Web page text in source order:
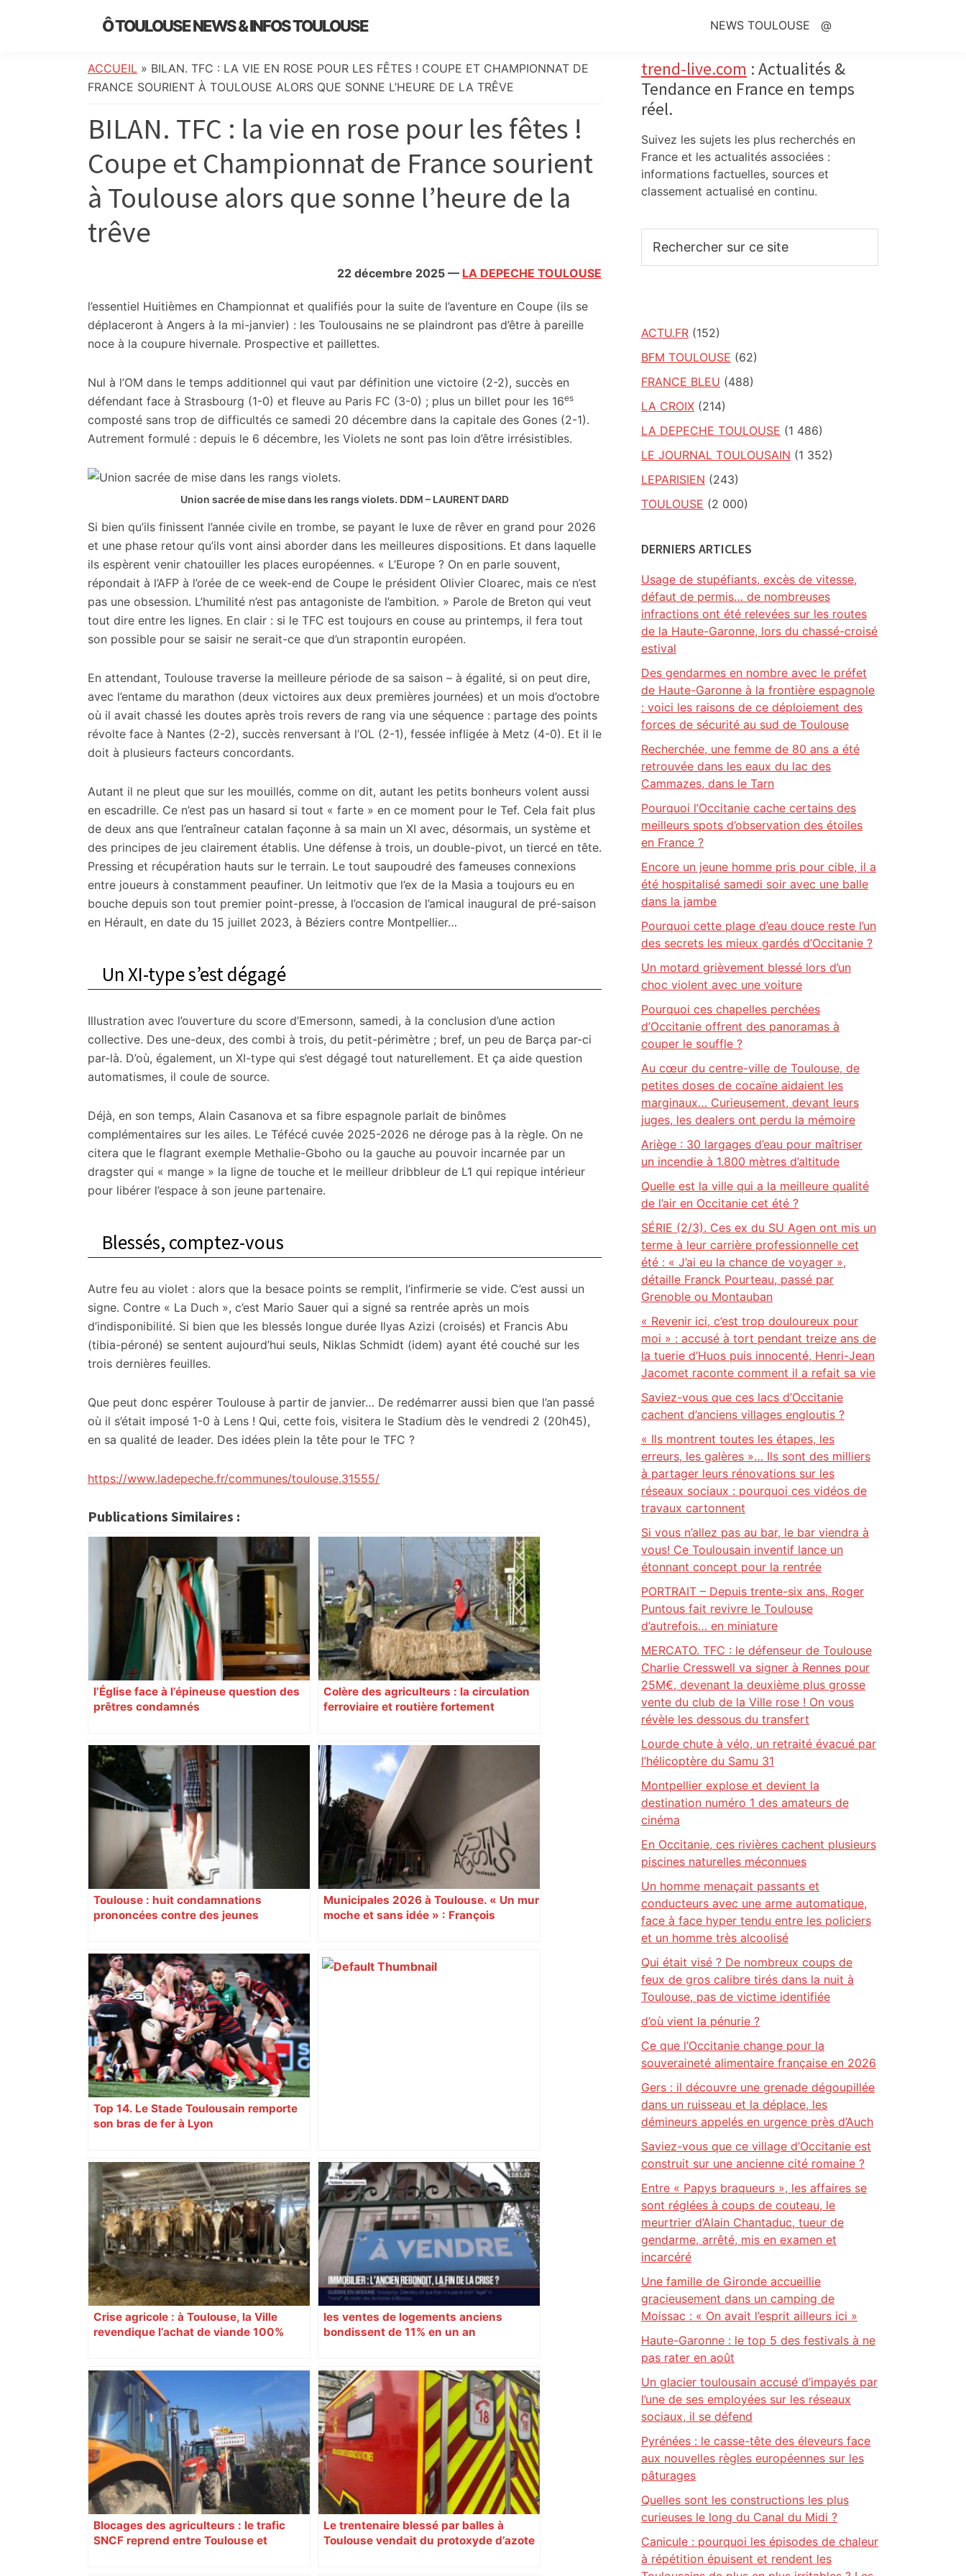
Ô TOULOUSE NEWS & INFOS TOULOUSE
de
l’actualité
info
locale,
société,
culture,
politique,
météo,
initiatives
citoyennes
NEWS TOULOUSE @
ACCUEIL » BILAN. TFC : LA VIE EN ROSE POUR LES FÊTES ! COUPE ET CHAMPIONNAT DE
FRANCE SOURIENT À TOULOUSE ALORS QUE SONNE L’HEURE DE LA TRÊVE
BILAN. TFC : la vie en rose pour les fêtes !
Coupe et Championnat de France sourient
à Toulouse alors que sonne l’heure de la
trêve
22 décembre 2025 — LA DEPECHE TOULOUSE
l’essentiel Huitièmes en Championnat et qualifiés pour la suite de l’aventure en Coupe (ils se
déplaceront à Angers à la mi-janvier) : les Toulousains ne se plaindront pas d’être à pareille
noce à la coupure hivernale. Prospective et paillettes.
Nul à l’OM dans le temps additionnel qui vaut par définition une victoire (2-2), succès en
défendant face à Strasbourg (1-0) et fleuve au Paris FC (3-0) ; plus un billet pour les 16es
composté sans trop de difficultés ce samedi 20 décembre dans la capitale des Gones (2-1).
Autrement formulé : depuis le 6 décembre, les Violets ne sont pas loin d’être irrésistibles.
Union sacrée de mise dans les rangs violets. DDM – LAURENT DARD
Si bien qu’ils finissent l’année civile en trombe, se payant le luxe de rêver en grand pour 2026
et une phase retour qu’ils vont ainsi aborder dans les meilleures dispositions. Et dans laquelle
ils espèrent venir chatouiller les places européennes. « L’Europe ? On en parle souvent,
répondait à l’AFP à l’orée de ce week-end de Coupe le président Olivier Cloarec, mais ce n’est
pas une obsession. L’humilité n’est pas antagoniste de l’ambition. » Parole de Breton qui veut
tout dire entre les lignes. En clair : si le TFC est toujours en couse au printemps, il fera tout
son possible pour se saisir ne serait-ce que d’un strapontin européen.
En attendant, Toulouse traverse la meilleure période de sa saison – à égalité, si on peut dire,
avec l’entame du marathon (deux victoires aux deux premières journées) et un mois d’octobre
où il avait chassé les doutes après trois revers de rang via une séquence : partage des points
révolte face à Nantes (2-2), succès renversant à l’OL (2-1), fessée infligée à Metz (4-0). Et il le
doit à plusieurs facteurs concordants.
Autant il ne pleut que sur les mouillés, comme on dit, autant les petits bonheurs volent aussi
en escadrille. Ce n’est pas un hasard si tout « farte » en ce moment pour le Tef. Cela fait plus
de deux ans que l’entraîneur catalan façonne à sa main un XI avec, désormais, un système et
des principes de jeu clairement établis. Une défense à trois, un double-pivot, un tiercé en tête.
Pressing et récupération hauts sur le terrain. Le tout saupoudré des fameuses connexions
entre joueurs à constamment peaufiner. Un leitmotiv que l’ex de la Masia a toujours eu en
bouche depuis son tout premier point-presse, à l’occasion de l’amical inaugural de pré-saison
en Hérault, en date du 15 juillet 2023, à Béziers contre Montpellier…
Un XI-type s’est dégagé
Illustration avec l’ouverture du score d’Emersonn, samedi, à la conclusion d’une action
collective. Des une-deux, des combi à trois, du petit-périmètre ; bref, un peu de Barça par-ci
par-là. D’où, également, un XI-type qui s’est dégagé tout naturellement. Et ça aide question
automatismes, il coule de source.
Déjà, en son temps, Alain Casanova et sa fibre espagnole parlait de binômes
complémentaires sur les ailes. Le Téfécé cuvée 2025-2026 ne déroge pas à la règle. On ne
citera que le flagrant exemple Methalie-Gboho ou la gauche au pouvoir incarnée par un
dragster qui « mange » la ligne de touche et le meilleur dribbleur de L1 qui repique intérieur
pour libérer l’espace à son jeune partenaire.
Blessés, comptez-vous
Autre feu au violet : alors que la besace points se remplit, l’infirmerie se vide. C’est aussi un
signe. Contre « La Duch », c’est Mario Sauer qui a signé sa rentrée après un mois
d’indisponibilité. Si bien que les blessés longue durée Ilyas Azizi (croisés) et Francis Abu
(tibia-péroné) se sentent aujourd’hui seuls, Niklas Schmidt (idem) ayant été couché sur les
trois dernières feuilles.
Que peut donc espérer Toulouse à partir de janvier… De redémarrer aussi bien que l’an passé
où il s’était imposé 1-0 à Lens ! Qui, cette fois, visitera le Stadium dès le vendredi 2 (20h45),
en sa qualité de leader. Des idées plein la tête pour le TFC ?
https://www.ladepeche.fr/communes/toulouse,31555/
Publications Similaires :
l’Église face à l’épineuse question des
prêtres condamnés
Colère des agriculteurs : la circulation
ferroviaire et routière fortement
Toulouse : huit condamnations
prononcées contre des jeunes
Municipales 2026 à Toulouse. « Un mur
moche et sans idée » : François
Augustins
Top 14. Le Stade Toulousain remporte
son bras de fer à Lyon
Top 14: comment Perpignan a une
nouvelle fois fait tomber Toulouse? –
RMC Sport
Crise agricole : à Toulouse, la Ville
revendique l’achat de viande 100%
les ventes de logements anciens
bondissent de 11% en un an
Blocages des agriculteurs : le trafic
SNCF reprend entre Toulouse et
Le trentenaire blessé par balles à
Toulouse vendait du protoxyde d’azote
Primary
Sidebar
trend-live.com : Actualités &
Tendance en France en temps
réel.
Suivez les sujets les plus recherchés en
France et les actualités associées :
informations factuelles, sources et
classement actualisé en continu.
sur
ACTU.FR (152)
BFM TOULOUSE (62)
FRANCE BLEU (488)
LA CROIX (214)
LA DEPECHE TOULOUSE (1 486)
LE JOURNAL TOULOUSAIN (1 352)
LEPARISIEN (243)
TOULOUSE (2 000)
DERNIERS ARTICLES
Usage de stupéfiants, excès de vitesse,
défaut de permis… de nombreuses
infractions ont été relevées sur les routes
de la Haute-Garonne, lors du chassé-croisé
estival
Des gendarmes en nombre avec le préfet
de Haute-Garonne à la frontière espagnole
: voici les raisons de ce déploiement des
forces de sécurité au sud de Toulouse
Recherchée, une femme de 80 ans a été
retrouvée dans les eaux du lac des
Cammazes, dans le Tarn
Pourquoi l’Occitanie cache certains des
meilleurs spots d’observation des étoiles
en France ?
Encore un jeune homme pris pour cible, il a
été hospitalisé samedi soir avec une balle
dans la jambe
Pourquoi cette plage d’eau douce reste l’un
des secrets les mieux gardés d’Occitanie ?
Un motard grièvement blessé lors d’un
choc violent avec une voiture
Pourquoi ces chapelles perchées
d’Occitanie offrent des panoramas à
couper le souffle ?
Au cœur du centre-ville de Toulouse, de
petites doses de cocaïne aidaient les
marginaux… Curieusement, devant leurs
juges, les dealers ont perdu la mémoire
Ariège : 30 largages d’eau pour maîtriser
un incendie à 1.800 mètres d’altitude
Quelle est la ville qui a la meilleure qualité
de l’air en Occitanie cet été ?
SÉRIE (2/3). Ces ex du SU Agen ont mis un
terme à leur carrière professionnelle cet
été : « J’ai eu la chance de voyager »,
détaille Franck Pourteau, passé par
Grenoble ou Montauban
« Revenir ici, c’est trop douloureux pour
moi » : accusé à tort pendant treize ans de
la tuerie d’Huos puis innocenté, Henri-Jean
Jacomet raconte comment il a refait sa vie
Saviez-vous que ces lacs d’Occitanie
cachent d’anciens villages engloutis ?
« Ils montrent toutes les étapes, les
erreurs, les galères »… Ils sont des milliers
à partager leurs rénovations sur les
réseaux sociaux : pourquoi ces vidéos de
travaux cartonnent
Si vous n’allez pas au bar, le bar viendra à
vous! Ce Toulousain inventif lance un
étonnant concept pour la rentrée
PORTRAIT – Depuis trente-six ans, Roger
Puntous fait revivre le Toulouse
d’autrefois… en miniature
MERCATO. TFC : le défenseur de Toulouse
Charlie Cresswell va signer à Rennes pour
25M€, devenant la deuxième plus grosse
vente du club de la Ville rose ! On vous
révèle les dessous du transfert
Lourde chute à vélo, un retraité évacué par
l’hélicoptère du Samu 31
Montpellier explose et devient la
destination numéro 1 des amateurs de
cinéma
En Occitanie, ces rivières cachent plusieurs
piscines naturelles méconnues
Un homme menaçait passants et
conducteurs avec une arme automatique,
face à face hyper tendu entre les policiers
et un homme très alcoolisé
Qui était visé ? De nombreux coups de
feux de gros calibre tirés dans la nuit à
Toulouse, pas de victime identifiée
d’où vient la pénurie ?
Ce que l’Occitanie change pour la
souveraineté alimentaire française en 2026
Gers : il découvre une grenade dégoupillée
dans un ruisseau et la déplace, les
démineurs appelés en urgence près d’Auch
Saviez-vous que ce village d’Occitanie est
construit sur une ancienne cité romaine ?
Entre « Papys braqueurs », les affaires se
sont réglées à coups de couteau, le
meurtrier d’Alain Chantaduc, tueur de
gendarme, arrêté, mis en examen et
incarcéré
Une famille de Gironde accueillie
gracieusement dans un camping de
Moissac : « On avait l’esprit ailleurs ici »
Haute-Garonne : le top 5 des festivals à ne
pas rater en août
Un glacier toulousain accusé d’impayés par
l’une de ses employées sur les réseaux
sociaux, il se défend
Pyrénées : le casse-tête des éleveurs face
aux nouvelles règles européennes sur les
pâturages
Quelles sont les constructions les plus
curieuses le long du Canal du Midi ?
Canicule : pourquoi les épisodes de chaleur
à répétition épuisent et rendent les